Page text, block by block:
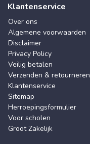
Klantenservice
Over ons
Algemene voorwaarden
Disclaimer
Privacy Policy
Veilig betalen
Verzenden & retourneren
Klantenservice
Sitemap
Herroepingsformulier
Voor scholen
Groot Zakelijk